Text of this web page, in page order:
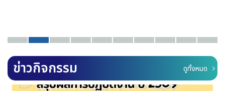
ข่าวกิจกรรม ดูทั้งหมด